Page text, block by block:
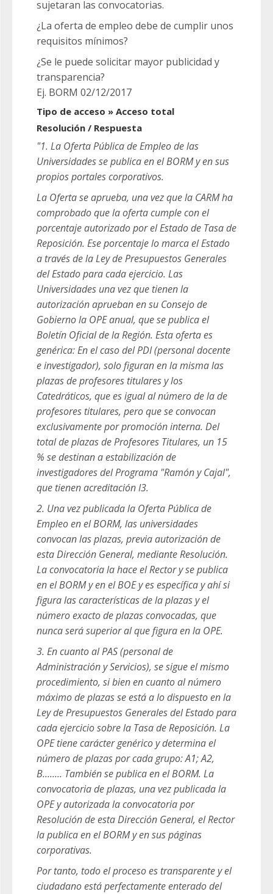
sujetaran las convocatorias.
¿La oferta de empleo debe de cumplir unos
requisitos mínimos?
¿Se le puede solicitar mayor publicidad y
transparencia?
Ej. BORM 02/12/2017
Tipo de acceso » Acceso total
Resolución / Respuesta
"1. La Oferta Pública de Empleo de las
Universidades se publica en el BORM y en sus
propios portales corporativos.
La Oferta se aprueba, una vez que la CARM ha
comprobado que la oferta cumple con el
porcentaje autorizado por el Estado de Tasa de
Reposición. Ese porcentaje lo marca el Estado
a través de la Ley de Presupuestos Generales
del Estado para cada ejercicio. Las
Universidades una vez que tienen la
autorización aprueban en su Consejo de
Gobierno la OPE anual, que se publica el
Boletín Oficial de la Región. Esta oferta es
genérica: En el caso del PDI (personal docente
e investigador), solo figuran en la misma las
plazas de profesores titulares y los
Catedráticos, que es igual al número de la de
profesores titulares, pero que se convocan
exclusivamente por promoción interna. Del
total de plazas de Profesores Titulares, un 15
% se destinan a estabilización de
investigadores del Programa "Ramón y Cajal",
que tienen acreditación I3.
2. Una vez publicada la Oferta Pública de
Empleo en el BORM, las universidades
convocan las plazas, previa autorización de
esta Dirección General, mediante Resolución.
La convocatoria la hace el Rector y se publica
en el BORM y en el BOE y es específica y ahí si
figura las características de la plazas y el
número exacto de plazas convocadas, que
nunca será superior al que figura en la OPE.
3. En cuanto al PAS (personal de
Administración y Servicios), se sigue el mismo
procedimiento, si bien en cuanto al número
máximo de plazas se está a lo dispuesto en la
Ley de Presupuestos Generales del Estado para
cada ejercicio sobre la Tasa de Reposición. La
OPE tiene carácter genérico y determina el
número de plazas por cada grupo: A1; A2,
B........ También se publica en el BORM. La
convocatoria de plazas, una vez publicada la
OPE y autorizada la convocatoria por
Resolución de esta Dirección General, el Rector
la publica en el BORM y en sus páginas
corporativas.
Por tanto, todo el proceso es transparente y el
ciudadano está perfectamente enterado del